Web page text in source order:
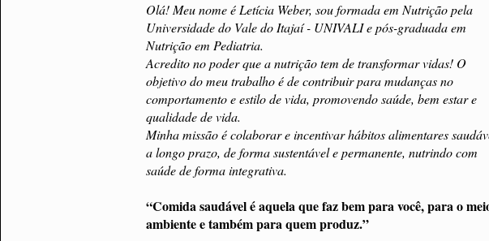
Olá! Meu nome é Letícia Weber, sou formada em Nutrição pela
Universidade do Vale do Itajaí - UNIVALI e pós-graduada em
Nutrição em Pediatria.
Acredito no poder que a nutrição tem de transformar vidas! O
objetivo do meu trabalho é de contribuir para mudanças no
comportamento e estilo de vida, promovendo saúde, bem estar e
qualidade de vida.
Minha missão é colaborar e incentivar hábitos alimentares
a longo prazo, de forma sustentável e permanente, nutrindo com
saúde de forma integrativa.
“Comida saudável é aquela que faz bem para você, para o
ambiente e também para quem produz.”